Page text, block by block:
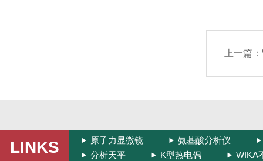
上一篇：
LINKS 原子力显微镜
氨基酸分析仪
分析天平
K型热电偶 WIKA